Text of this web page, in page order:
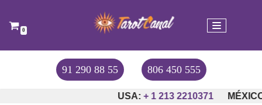
Saltar
0
91 290 88 55 806 450 555
USA:+ 1 213 2210371 MÉXICO: